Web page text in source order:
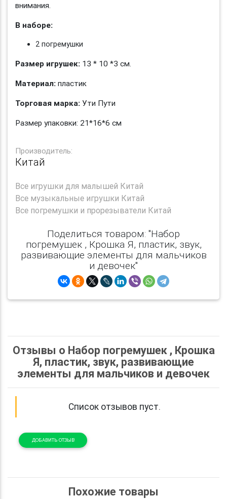
внимания.
В наборе:
2 погремушки
Размер игрушек: 13 * 10 *3 см.
Материал: пластик
Торговая марка: Ути Пути
Размер упаковки: 21*16*6 см
Производитель:
Китай
Все игрушки для малышей Китай
Все музыкальные игрушки Китай
Все погремушки и прорезыватели Китай
Поделиться товаром: "Набор
погремушек , Крошка Я, пластик, звук,
развивающие элементы для мальчиков
и девочек"
Отзывы о Набор погремушек , Крошка
Я, пластик, звук, развивающие
элементы для мальчиков и девочек
Список отзывов пуст.
ДОБАВИТЬ ОТЗЫВ
Похожие товары